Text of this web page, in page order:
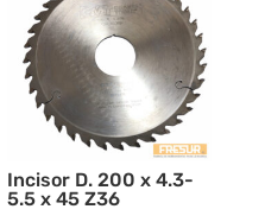
Incisor D. 200 x 4.3-
5.5 x 45 Z36